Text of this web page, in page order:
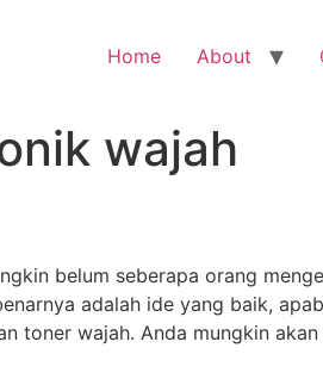
Home About
wajah
belum seberapa orang
adalah ide yang baik,
toner wajah. Anda mungkin